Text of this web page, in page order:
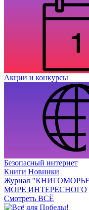
Акции и конкурсы
Безопасный интернет
Книги Новинки
Журнал
МОРЕ ИНТЕРЕСНОГО
Смотреть ВСЁ